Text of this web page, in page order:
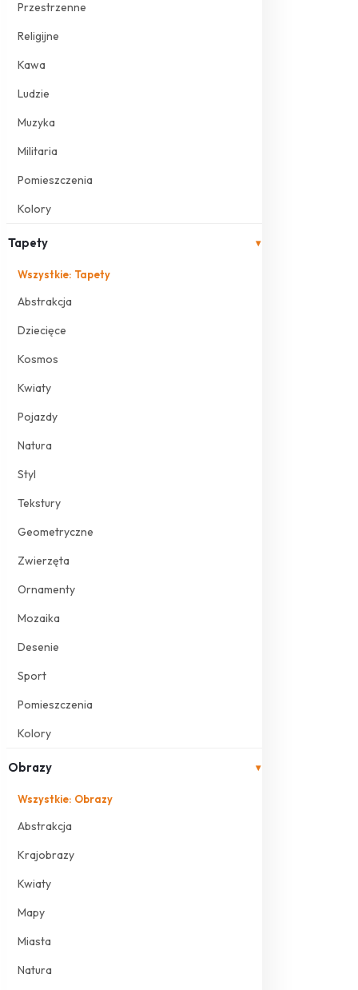
Przestrzenne
Religijne
Kawa
Ludzie
Muzyka
Militaria
Pomieszczenia
Kolory
Tapety ▾
Wszystkie: Tapety
Abstrakcja
Dziecięce
Kosmos
Kwiaty
Pojazdy
Natura
Styl
Tekstury
Geometryczne
Zwierzęta
Ornamenty
Mozaika
Desenie
Sport
Pomieszczenia
Kolory
Obrazy ▾
Wszystkie: Obrazy
Abstrakcja
Krajobrazy
Kwiaty
Mapy
Miasta
Natura